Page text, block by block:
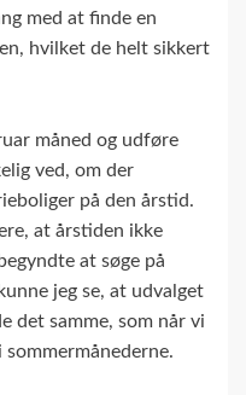
med at finde en
hvilket de helt sikkert
måned og udføre
ved, om der
på den årstid.
at årstiden ikke
at søge på
jeg se, at udvalget
det samme, som når vi